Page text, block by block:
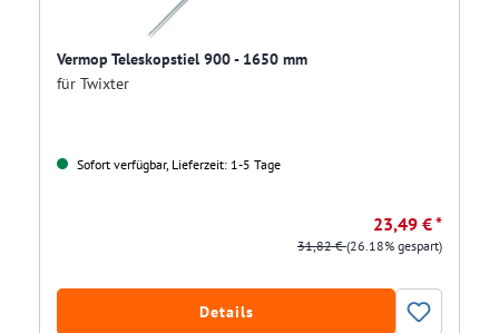
Vermop Teleskopstiel 900 - 1650 mm
für Twixter
Sofort verfügbar, Lieferzeit: 1-5 Tage
23,49 € *
31,82 €(26.18% gespart)
Details